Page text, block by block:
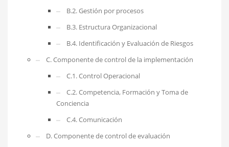
B.2. Gestión por procesos
B.3. Estructura Organizacional
B.4. Identificación y Evaluación de Riesgos
C. Componente de control de la implementación
C.1. Control Operacional
C.2. Competencia, Formación y Toma de
Conciencia
C.4. Comunicación
D. Componente de control de evaluación